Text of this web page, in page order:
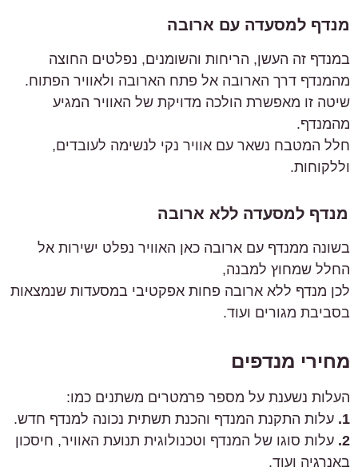
מנדף למסעדה עם ארובה
במנדף זה העשן, הריחות והשומנים, נפלטים החוצה
מהמנדף דרך הארובה אל פתח הארובה ולאוויר הפתוח.
שיטה זו מאפשרת הולכה מדויקת של האוויר המגיע
מהמנדף.
חלל המטבח נשאר עם אוויר נקי לנשימה לעובדים,
וללקוחות.
מנדף למסעדה ללא ארובה
בשונה ממנדף עם ארובה כאן האוויר נפלט ישירות אל
החלל שמחוץ למבנה,
לכן מנדף ללא ארובה פחות אפקטיבי במסעדות שנמצאות
בסביבת מגורים ועוד.
מחירי מנדפים
העלות נשענת על מספר פרמטרים משתנים כמו:
1. עלות התקנת המנדף והכנת תשתית נכונה למנדף חדש.
2. עלות סוגו של המנדף וטכנולוגית תנועת האוויר, חיסכון
באנרגיה ועוד.